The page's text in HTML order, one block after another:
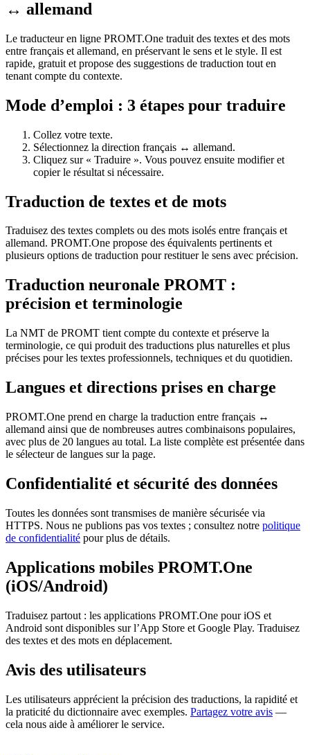
↔ allemand
Le traducteur en ligne PROMT.One traduit des textes et des mots
entre français et allemand, en préservant le sens et le style. Il est
rapide, gratuit et propose des suggestions de traduction tout en
tenant compte du contexte.
Mode d’emploi : 3 étapes pour traduire
Collez votre texte.
Sélectionnez la direction français ↔ allemand.
Cliquez sur « Traduire ». Vous pouvez ensuite modifier et
copier le résultat si nécessaire.
Traduction de textes et de mots
Traduisez des textes complets ou des mots isolés entre français et
allemand. PROMT.One propose des équivalents pertinents et
plusieurs options de traduction pour restituer le sens avec précision.
Traduction neuronale PROMT :
précision et terminologie
La NMT de PROMT tient compte du contexte et préserve la
terminologie, ce qui produit des traductions plus naturelles et plus
précises pour les textes professionnels, techniques et du quotidien.
Langues et directions prises en charge
PROMT.One prend en charge la traduction entre français ↔
allemand ainsi que de nombreuses autres combinaisons populaires,
avec plus de 20 langues au total. La liste complète est présentée dans
le sélecteur de langues sur la page.
Confidentialité et sécurité des données
Toutes les données sont transmises de manière sécurisée via
HTTPS. Nous ne publions pas vos textes ; consultez notre politique
de confidentialité pour plus de détails.
Applications mobiles PROMT.One
(iOS/Android)
Traduisez partout : les applications PROMT.One pour iOS et
Android sont disponibles sur l’App Store et Google Play. Traduisez
des textes et des mots en déplacement.
Avis des utilisateurs
Les utilisateurs apprécient la précision des traductions, la rapidité et
la praticité du dictionnaire avec exemples. Partagez votre avis —
cela nous aide à améliorer le service.